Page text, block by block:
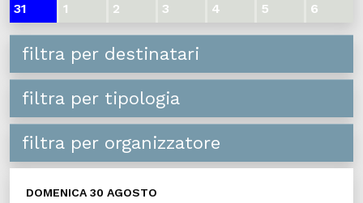
31
1 2 3 4 5 6
filtra per destinatari
filtra per tipologia
filtra per organizzatore
DOMENICA 30 AGOSTO